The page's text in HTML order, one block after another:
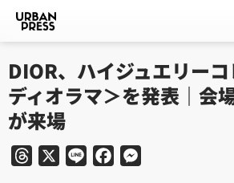
DIOR、ハイジュエリー
ディオラマ＞を発表｜会
が来場
Threads Line Facebook